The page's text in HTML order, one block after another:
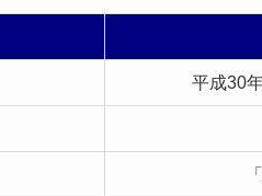
平成30